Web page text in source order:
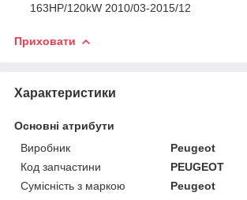
163HP/120kW 2010/03-2015/12
Приховати
Характеристики
Основні атрибути
Виробник
Peugeot
Код запчастини
PEUGEOT
Сумісність з маркою
Peugeot